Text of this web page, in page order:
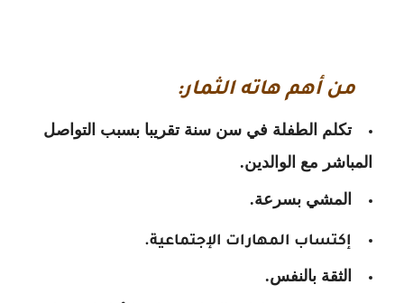
من أهم هاته الثمار:
تكلم الطفلة في سن سنة تقريبا بسبب التواصل
المباشر مع الوالدين.
المشي بسرعة.
إكتساب المهارات الإجتماعية.
الثقة بالنفس.